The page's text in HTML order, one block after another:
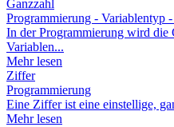
Ganzzahl
Programmierung - Variablentyp
In der Programmierung wird die
Variablen...
Mehr lesen
Ziffer
Programmierung
Eine Ziffer ist eine einstellige,
Mehr lesen